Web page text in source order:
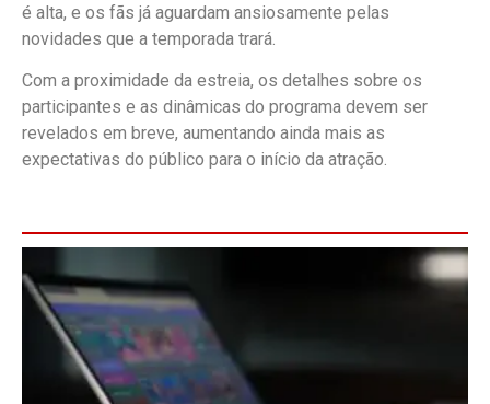
é alta, e os fãs já aguardam ansiosamente pelas
novidades que a temporada trará.
Com a proximidade da estreia, os detalhes sobre os
participantes e as dinâmicas do programa devem ser
revelados em breve, aumentando ainda mais as
expectativas do público para o início da atração.